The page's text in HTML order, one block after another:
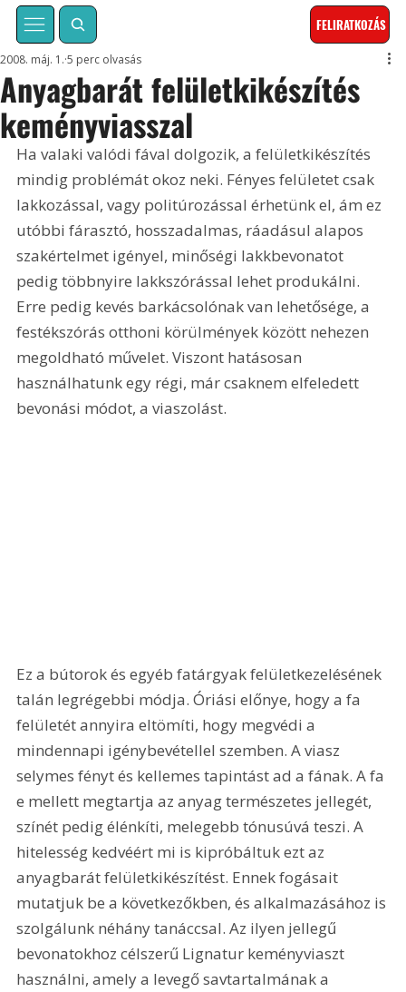
FELIRATKOZÁS
Anyagbarát felületkikészítés
keményviasszal
2008. máj. 1. 5 perc olvasás
Ha valaki valódi fával dolgozik, a felületkikészítés
mindig problémát okoz neki. Fényes felületet csak
lakkozással, vagy politúrozással érhetünk el, ám ez
utóbbi fárasztó, hosszadalmas, ráadásul alapos
szakértelmet igényel, minőségi lakkbevonatot
pedig többnyire lakkszórással lehet produkálni.
Erre pedig kevés barkácsolónak van lehetősége, a
festékszórás otthoni körülmények között nehezen
megoldható művelet. Viszont hatásosan
használhatunk egy régi, már csaknem elfeledett
bevonási módot, a viaszolást.
Ez a bútorok és egyéb fatárgyak felületkezelésének
talán legrégebbi módja. Óriási előnye, hogy a fa
felületét annyira eltömíti, hogy megvédi a
mindennapi igénybevétellel szemben. A viasz
selymes fényt és kellemes tapintást ad a fának. A fa
e mellett megtartja az anyag természetes jellegét,
színét pedig élénkíti, melegebb tónusúvá teszi. A
hitelesség kedvéért mi is kipróbáltuk ezt az
anyagbarát felületkikészítést. Ennek fogásait
mutatjuk be a következőkben, és alkalmazásához is
szolgálunk néhány tanáccsal. Az ilyen jellegű
bevonatokhoz célszerű Lignatur keményviaszt
használni, amely a levegő savtartalmának a